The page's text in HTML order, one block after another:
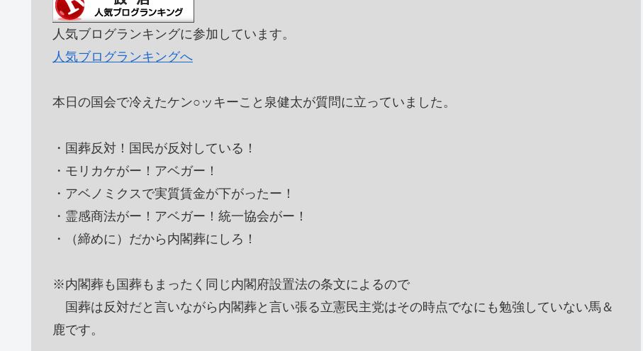
人気ブログランキングに参加しています。
人気ブログランキングへ
本日の国会で冷えたケン○ッキーこと泉健太が質問に立っていました。
・国葬反対！国民が反対している！
・モリカケがー！アベガー！
・アベノミクスで実質賃金が下がったー！
・霊感商法がー！アベガー！統一協会がー！
・（締めに）だから内閣葬にしろ！
※内閣葬も国葬もまったく同じ内閣府設置法の条文によるので
国葬は反対だと言いながら内閣葬と言い張る立憲民主党はその時点でなにも勉強していない馬＆
鹿です。